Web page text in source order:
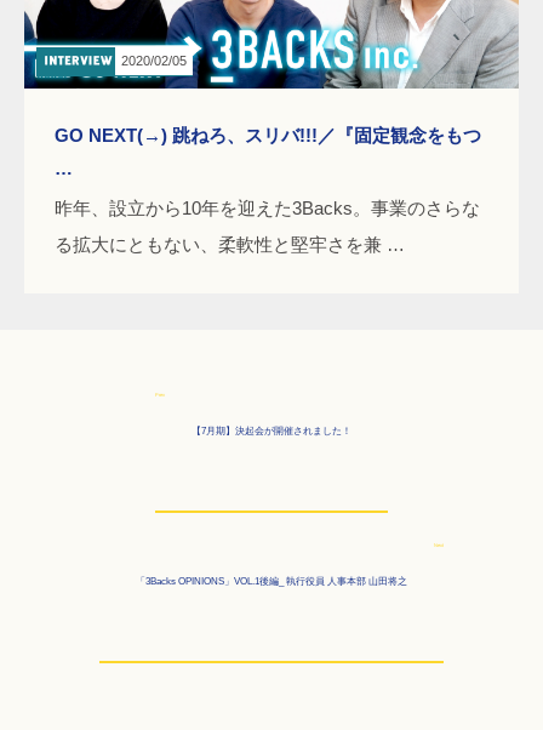
2020/02/05
GO NEXT(→) 跳ねろ、スリバ!!!／『固定観念をもつ
…
昨年、設立から10年を迎えた3Backs。事業のさらな
る拡大にともない、柔軟性と堅牢さを兼 …
Prev
【7月期】決起会が開催されました！
Next
「3Backs OPINIONS」VOL.1後編_ 執行役員 人事本部 山田将之